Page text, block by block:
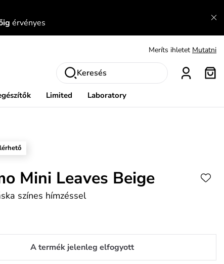
érvényes
Limited Laboratory
Ingyenes csere és visszaküldés Megtekintés
Keresés
Mini Leaves Beige
színes hímzéssel
A termék jelenleg elfogyott